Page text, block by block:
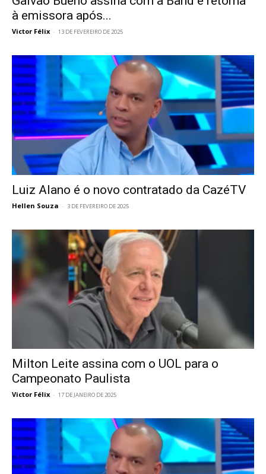
à emissora após...
Victor Félix - 13 DE FEVEREIRO DE 2025
Luiz Alano é o novo contratado da CazéTV
Hellen Souza - 3 DE FEVEREIRO DE 2025
Milton Leite assina com o UOL para o
Campeonato Paulista
Victor Félix - 17 DE JANEIRO DE 2025